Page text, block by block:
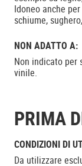
Idoneo anche
schiume,
NON ADATTO A:
Non indicato per
vinile.
PRIMA
CONDIZIONI DI
Da utilizzare